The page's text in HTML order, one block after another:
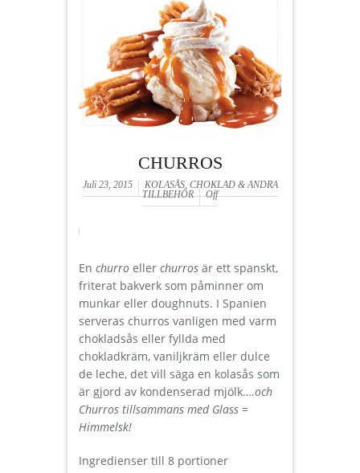
CHURROS
Juli 23, 2015
KOLASÅS, CHOKLAD & ANDRA
TILLBEHÖR
Off
En churro eller churros är ett spanskt,
friterat bakverk som påminner om
munkar eller doughnuts. I Spanien
serveras churros vanligen med varm
chokladsås eller fyllda med
chokladkräm, vaniljkräm eller dulce
de leche, det vill säga en kolasås som
är gjord av kondenserad mjölk….och
Churros tillsammans med Glass =
Himmelsk!
Ingredienser till 8 portioner